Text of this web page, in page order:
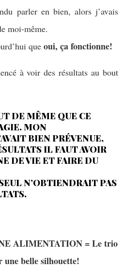
parler en bien, alors j’avais
moi-même.
que oui, ça fonctionne!
à voir des résultats au bout
DE MÊME QUE CE
. MON
BIEN PRÉVENUE,
IL FAUT AVOIR
DE VIE ET FAIRE DU
N’OBTIENDRAIT PAS
ALIMENTATION = Le trio
une belle silhouette!